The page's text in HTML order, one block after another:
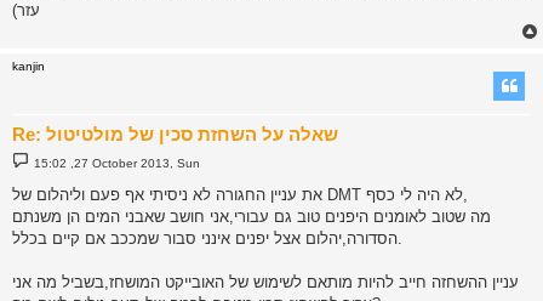
עזר)
kanjin
Re: שאלה על השחזת סכין של מולטיטול
P
o
t
15:02 ,27 October 2013, Sun
מה שטוב לאומנים היפנים טוב גם עבורי,אני חושב שאבני המים הן משנתם
עניין ההשחזה חייב להיות מותאם לשימוש של האובייקט המושחז,בשביל מה אני